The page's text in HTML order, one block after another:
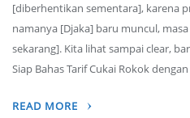
[diberhentikan sementara], karena
namanya [Djaka] baru muncul,
sekarang]. Kita lihat sampai clear,
Siap Bahas Tarif Cukai Rokok
READ MORE